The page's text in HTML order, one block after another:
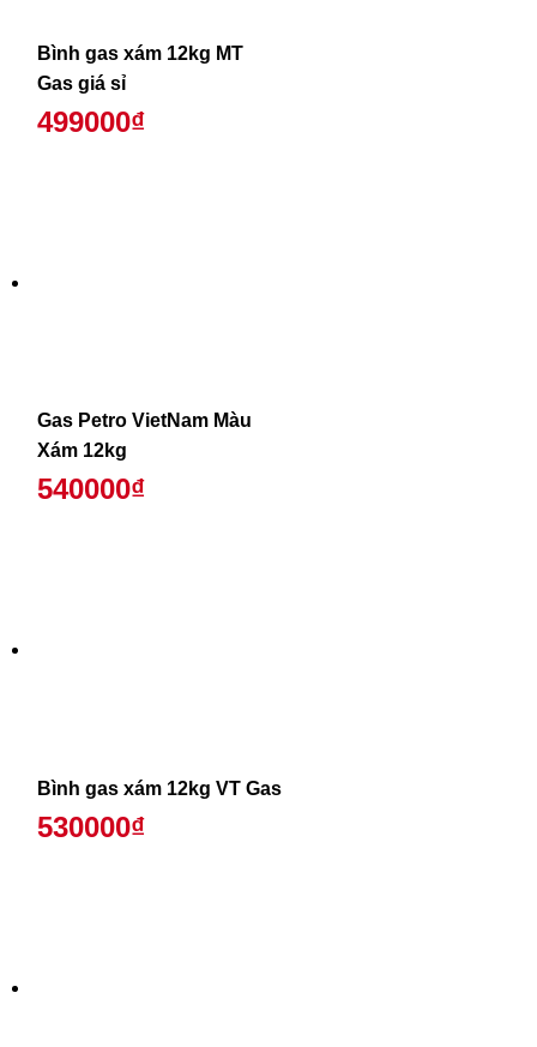
Bình gas xám 12kg MT
Gas giá sỉ
499000₫
Gas Petro VietNam Màu
Xám 12kg
540000₫
Bình gas xám 12kg VT Gas
530000₫